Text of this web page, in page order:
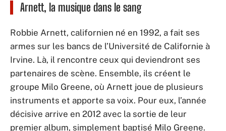
Arnett, la musique dans le sang
Robbie Arnett, californien né en 1992, a fait ses
armes sur les bancs de l’Université de Californie à
Irvine. Là, il rencontre ceux qui deviendront ses
partenaires de scène. Ensemble, ils créent le
groupe Milo Greene, où Arnett joue de plusieurs
instruments et apporte sa voix. Pour eux, l’année
décisive arrive en 2012 avec la sortie de leur
premier album, simplement baptisé Milo Greene.